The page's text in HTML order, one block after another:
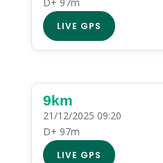
LIVE GPS
9km
21/12/2025 09:20
D+ 97m
LIVE GPS